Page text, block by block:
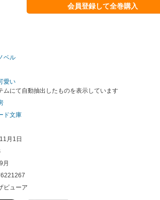
会員登録して全巻購入
ベル
愛い
ムにて自動抽出したものを表示しています
ド文庫
月1日
月
ビューア